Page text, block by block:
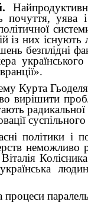
почуття, уява
із них
безплідні
Курта
вирішити
політики і
неможливо